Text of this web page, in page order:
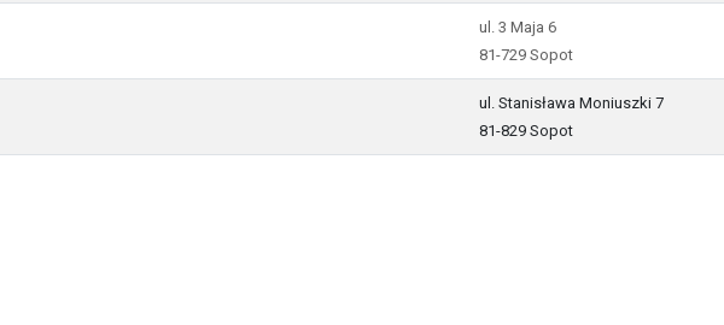
ul. 3 Maja 6
81-729 Sopot
ul. Stanisława Moniuszki 7
81-829 Sopot